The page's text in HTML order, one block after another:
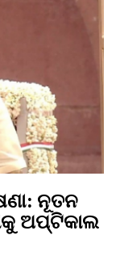
ନୂତନ
ଅପ୍ଟିକାଲ